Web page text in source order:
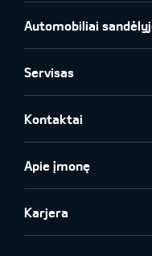
Automobiliai
Servisas
Kontaktai
Apie įmonę
Karjera